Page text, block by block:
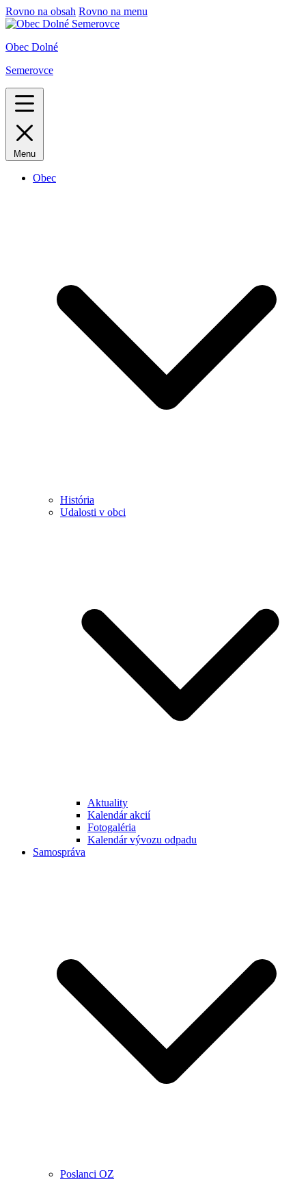
Rovno na obsah Rovno na menu
Obec Dolné
Semerovce
Menu
Obec
História
Udalosti v obci
Aktuality
Kalendár akcií
Fotogaléria
Kalendár vývozu odpadu
Samospráva
Poslanci OZ